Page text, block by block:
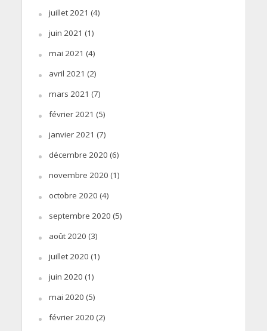
juillet 2021 (4)
juin 2021 (1)
mai 2021 (4)
avril 2021 (2)
mars 2021 (7)
février 2021 (5)
janvier 2021 (7)
décembre 2020 (6)
novembre 2020 (1)
octobre 2020 (4)
septembre 2020 (5)
août 2020 (3)
juillet 2020 (1)
juin 2020 (1)
mai 2020 (5)
février 2020 (2)